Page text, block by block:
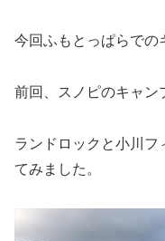
今回ふもとっぱらでの
前回、スノピのキャン
ランドロックと小川フ
てみました。